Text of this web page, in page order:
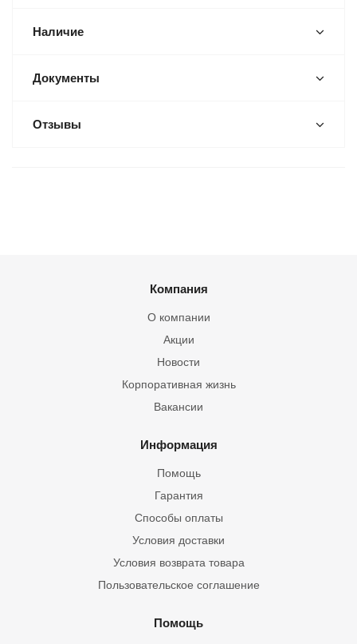
Наличие
Документы
Отзывы
Компания
О компании
Акции
Новости
Корпоративная жизнь
Вакансии
Информация
Помощь
Гарантия
Способы оплаты
Условия доставки
Условия возврата товара
Пользовательское соглашение
Помощь